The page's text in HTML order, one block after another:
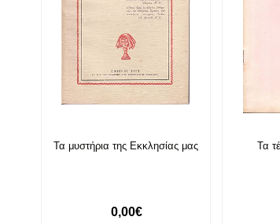
Τα μυστήρια της Εκκλησίας μας
0,00€
Τα